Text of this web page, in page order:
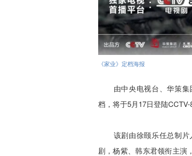
《家业》定档海报
由中央电视台、华策
档，将于5月17日登陆
该剧由徐颐乐任总制
剧，杨紫、韩东君领衔主演